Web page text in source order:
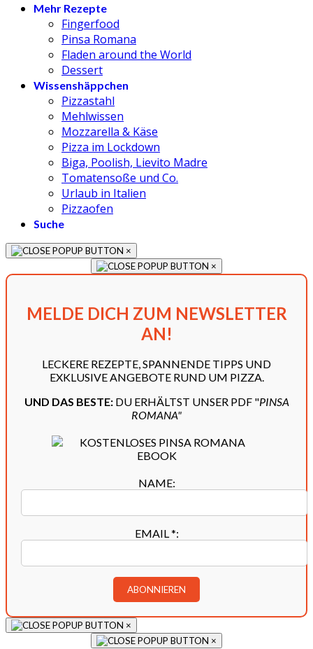
Mehr Rezepte
Fingerfood
Pinsa Romana
Fladen around the World
Dessert
Wissenshäppchen
Pizzastahl
Mehlwissen
Mozzarella & Käse
Pizza im Lockdown
Biga, Poolish, Lievito Madre
Tomatensoße und Co.
Urlaub in Italien
Pizzaofen
Suche
×
×
MELDE DICH ZUM NEWSLETTER
AN!
LECKERE REZEPTE, SPANNENDE TIPPS UND
EXKLUSIVE ANGEBOTE RUND UM PIZZA.
UND DAS BESTE:DU ERHÄLTST UNSER PDF "PINSA
ROMANA"
NAME:
EMAIL*:
×
×